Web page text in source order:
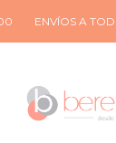
ENVÍOS A TODO